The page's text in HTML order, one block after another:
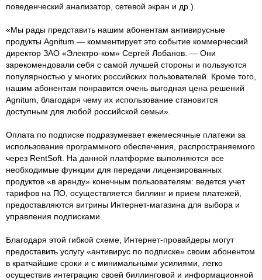
поведенческий анализатор, сетевой экран и др.).
«Мы рады представить нашим абонентам антивирусные
продукты Agnitum — комментирует это событие коммерческий
директор ЗАО «Электро-ком» Сергей Лобанов. — Они
зарекомендовали себя с самой лучшей стороны и пользуются
популярностью у многих российских пользователей. Кроме того,
нашим абонентам понравится очень выгодная цена решений
Agnitum, благодаря чему их использование становится
доступным для любой российской семьи».
Оплата по подписке подразумевает ежемесячные платежи за
использование программного обеспечения, распространяемого
через RentSoft. На данной платформе выполняются все
необходимые функции для передачи лицензированных
продуктов «в аренду» конечным пользователям: ведется учет
тарифов на ПО, осуществляется биллинг и прием платежей,
предоставляются витрины Интернет-магазина для выбора и
управления подписками.
Благодаря этой гибкой схеме, Интернет-провайдеры могут
предоставить услугу «антивирус по подписке» своим абонентом
в кратчайшие сроки и с минимальными усилиями, легко
осуществив интеграцию своей биллинговой и информационной